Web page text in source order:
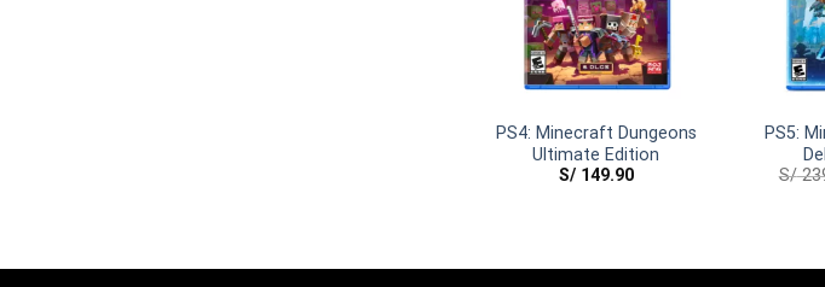
PS4: Minecraft Dungeons
Ultimate Edition
S/149.90
PS5:
S/